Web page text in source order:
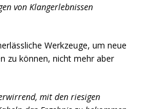
von Klangerlebnissen
Werkzeuge, um neue
zu können, nicht mehr aber
mit den riesigen